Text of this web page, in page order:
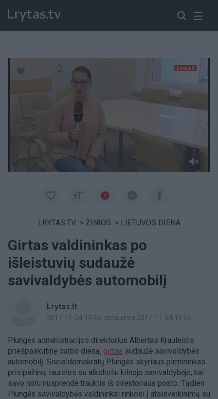
Paremkite Ukrainą
LRYTAS.TV > ŽINIOS > LIETUVOS DIENA
Girtas valdininkas po
išleistuvių sudaužė
savivaldybės automobilį
Lrytas.lt
2017-11-24 14:46, atnaujinta 2017-11-24 14:55
Plungės administracijos direktorius Albertas Krauleidis
priešpaskutinę darbo dieną, girtas sudaužė savivaldybės
automobilį. Socialdemokratų Plungės skyriaus pirmininkas
prisipažino, taureles su alkoholiu kilnojo savivaldybėje, kai
savo noru nusprendė trauktis iš direktoriaus posto. Tądien
Plungės savivaldybės valdininkai rinkosi į atsisveikinimą su